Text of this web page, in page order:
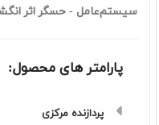
سيستم‌عامل - حسگر اثر
پارامتر های محصول:
پردازنده مرکزی